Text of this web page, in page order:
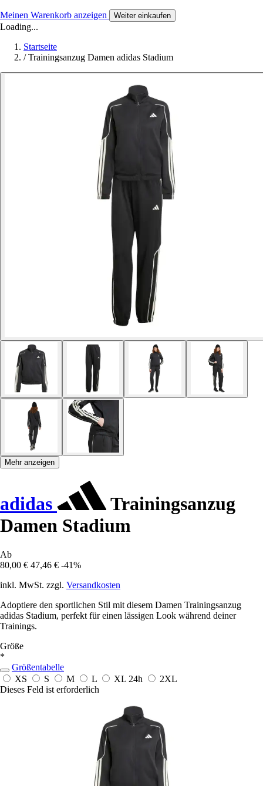
Meinen Warenkorb anzeigen Weiter einkaufen
Loading...
Startseite
/ Trainingsanzug Damen adidas Stadium
Mehr anzeigen
adidas
Trainingsanzug
Damen Stadium
Ab
80,00 € 47,46 € -41%
inkl. MwSt. zzgl. Versandkosten
Adoptiere den sportlichen Stil mit diesem Damen Trainingsanzug
adidas Stadium, perfekt für einen lässigen Look während deiner
Trainings.
Größe
*
Größentabelle
XS
S M L XL 24h
2XL
Dieses Feld ist erforderlich